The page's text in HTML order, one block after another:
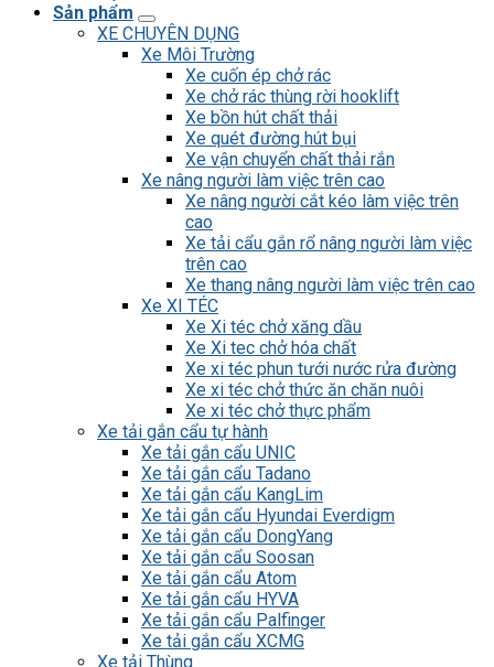
Sản phẩm
XE CHUYÊN DỤNG
Xe Môi Trường
Xe cuốn ép chở rác
Xe chở rác thùng rời hooklift
Xe bồn hút chất thải
Xe quét đường hút bụi
Xe vận chuyển chất thải rắn
Xe nâng người làm việc trên cao
Xe nâng người cắt kéo làm việc trên
cao
Xe tải cẩu gắn rổ nâng người làm việc
trên cao
Xe thang nâng người làm việc trên cao
Xe XI TÉC
Xe Xi téc chở xăng dầu
Xe Xi tec chở hóa chất
Xe xi téc phun tưới nước rửa đường
Xe xi téc chở thức ăn chăn nuôi
Xe xi téc chở thực phẩm
Xe tải gắn cẩu tự hành
Xe tải gắn cẩu UNIC
Xe tải gắn cẩu Tadano
Xe tải gắn cẩu KangLim
Xe tải gắn cẩu Hyundai Everdigm
Xe tải gắn cẩu DongYang
Xe tải gắn cẩu Soosan
Xe tải gắn cẩu Atom
Xe tải gắn cẩu HYVA
Xe tải gắn cẩu Palfinger
Xe tải gắn cẩu XCMG
Xe tải Thùng